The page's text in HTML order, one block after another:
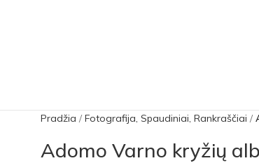
Pradžia Fotografija, Spaudiniai, Rankraščiai
Adomo Varno kryžių